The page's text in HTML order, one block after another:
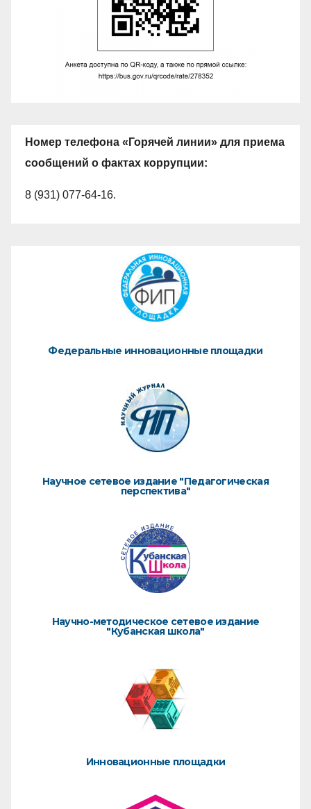
Номер телефона «Горячей линии» для приема
сообщений о фактах коррупции:
8 (931) 077-64-16.
Федеральные инновационные площадки
Научное сетевое издание "Педагогическая
перспектива"
Научно-методическое сетевое издание
"Кубанская школа"
Инновационные площадки